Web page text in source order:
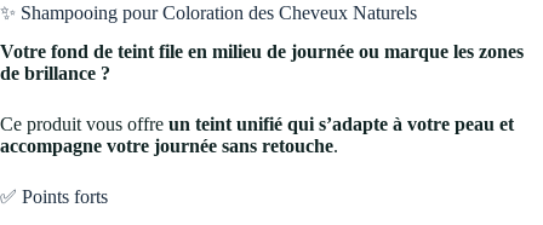
✨ Shampooing pour Coloration des Cheveux Naturels
Votre fond de teint file en milieu de journée ou marque les zones
de brillance ?
Ce produit vous offre un teint unifié qui s’adapte à votre peau et
accompagne votre journée sans retouche.
✅ Points forts